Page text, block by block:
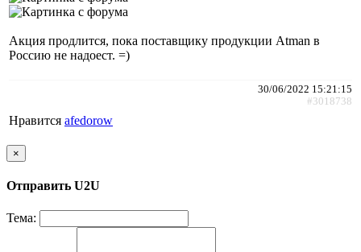
Акция продлится, пока поставщику продукции Atman в
Россию не надоест. =)
30/06/2022 15:21:15
#3018738
Нравится afedorow
×
Отправить U2U
Тема: